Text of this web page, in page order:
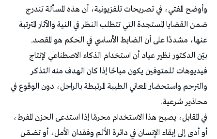
وأوضح المفتي، في تصريحات تلفزيونية، أن هذه المسألة تندرج
ضمن القضايا المستجدة التي تتطلب النظر في النية والآثار المترتبة
عنها، مشددًا على أن الضابط الأساسي في الحكم هو المقصد.
بيّن الدكتور نظير عياد أن استخدام الذكاء الاصطناعي لإنتاج
فيديوهات للمتوفين يكون مباحًا إذا كان الهدف منه التذكر
والترحم واستحضار المعاني الطيبة المرتبطة بالراحل، دون الوقوع في
محاذير شرعية.
في المقابل، يصبح هذا الاستخدام محرمًا إذا استدعى الحزن المفرط،
أو أدى إلى إبقاء الإنسان في دائرة الألم وفقدان الأمل، أو تضمّن